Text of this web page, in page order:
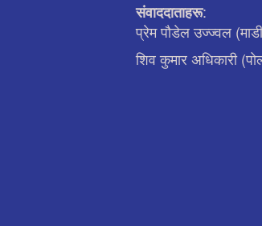
संवाददाताहरू:
प्रेम पौडेल उज्ज्वल
शिव कुमार अधिकारी